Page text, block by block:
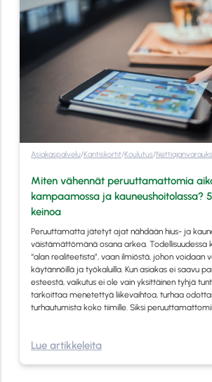
Asiakaspalvelu/Kantiskortit/Koulutus/
Miten vähennät peruuttamattomia
kampaamossa ja kauneushoitolassa?
keinoa
Peruuttamatta jätetyt ajat nähdään hius- ja
väistämättömänä osana arkea. Todellisuudessa
“alan realiteetista”, vaan ilmiöstä, johon voidaan
käytännöillä ja työkaluilla. Kun asiakas ei saavu
esteestä, vaikutus ei ole vain yksittäinen tyhjä
tarkoittaa menetettyä liikevaihtoa, turhaa
turhautumista koko tiimille. Siksi
Lue artikkeleita